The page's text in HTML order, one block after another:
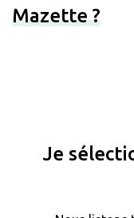
Mazette ?
Je